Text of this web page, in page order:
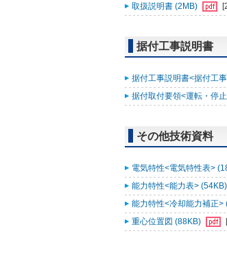
取扱説明書 (2MB)
据付工事説明書
据付工事説明書<据付工
据付取付要領<運転・停
その他技術資料
電気特性<電気特性表>
能力特性<能力表> (54KB)
能力特性<冷却能力補正>
重心位置図 (88KB)